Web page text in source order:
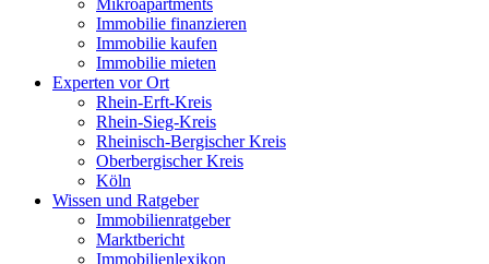
Mikroapartments
Immobilie finanzieren
Immobilie kaufen
Immobilie mieten
Experten vor Ort
Rhein-Erft-Kreis
Rhein-Sieg-Kreis
Rheinisch-Bergischer Kreis
Oberbergischer Kreis
Köln
Wissen und Ratgeber
Immobilienratgeber
Marktbericht
Immobilienlexikon